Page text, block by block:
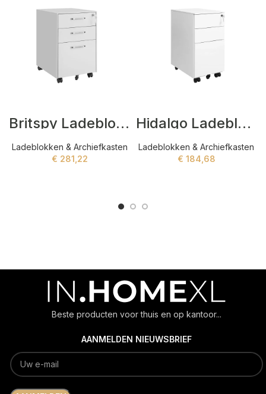
Britspy Ladeblokken Wit
Ladeblokken & Archiefkasten
€ 281,22
Hidalgo Ladeblokken Wit
Ladeblokken & Archiefkasten
€ 184,68
Beste producten voor thuis en op kantoor...
AANMELDEN NIEUWSBRIEF